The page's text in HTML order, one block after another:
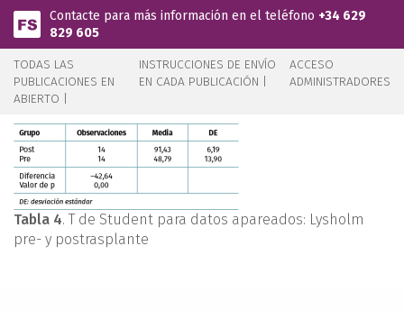
Pasar al contenido principal
Contacte para más información en el teléfono +34 629
829 605
TODAS LAS
PUBLICACIONES EN
ABIERTO |
INSTRUCCIONES DE ENVÍO
EN CADA PUBLICACIÓN |
ACCESO
ADMINISTRADORES
Tabla 4. T de Student para datos apareados: Lysholm
pre- y postrasplante